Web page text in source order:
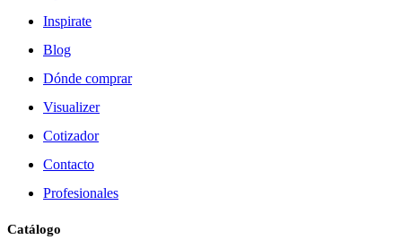
Inspirate
Blog
Dónde comprar
Visualizer
Cotizador
Contacto
Profesionales
Catálogo